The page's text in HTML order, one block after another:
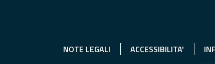
NOTE LEGALI ACCESSIBILITA'